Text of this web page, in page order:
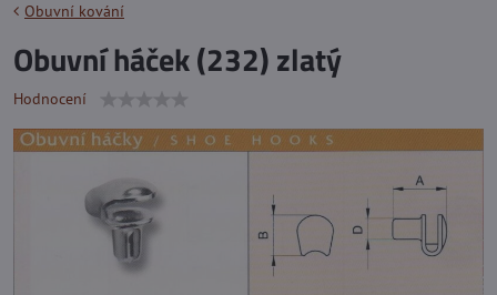
Obuvní kování
Obuvní háček (232) zlatý
Hodnocení